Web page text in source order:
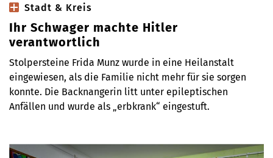
Stadt & Kreis
Ihr Schwager machte Hitler
verantwortlich
Stolpersteine Frida Munz wurde in eine Heilanstalt
eingewiesen, als die Familie nicht mehr für sie sorgen
konnte. Die Backnangerin litt unter epileptischen
Anfällen und wurde als „erbkrank“ eingestuft.